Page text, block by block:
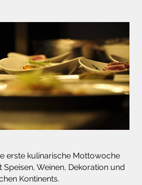
erste kulinarische Mottowoche
Speisen, Weinen, Dekoration und
Kontinents.